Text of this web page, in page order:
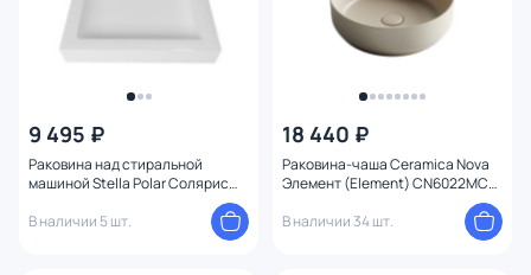
9 495 ₽
Раковина над стиральной
машиной Stella Polar Солярис
кронштейнами
В наличии 5 шт.
18 440 ₽
Раковина-чаша Ceramica Nova
Элемент (Element) CN6022MC
В наличии 34 шт.